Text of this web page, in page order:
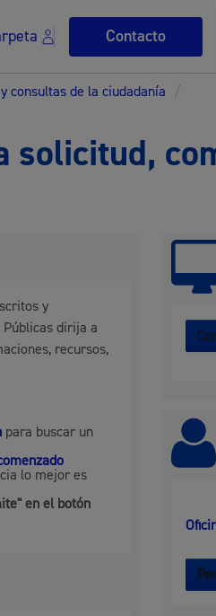
Contacto
urbanismo
residuos y medioambiente
consultas de la ciudadanía /
solicitud,
y
dirija a
recursos,
para buscar un
lo mejor es
en el botón